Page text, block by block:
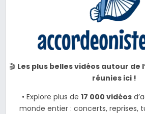
🎬 Les plus belles vidéos autour de
réunies ici !
• Explore plus de 17 000 vidéos
monde entier : concerts, reprises,